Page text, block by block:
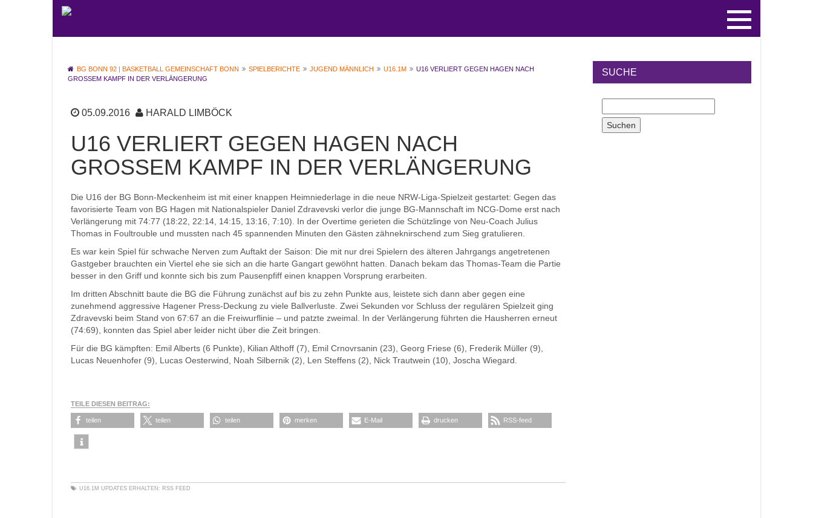
BG BONN 92 | BASKETBALL GEMEINSCHAFT BONN SPIELBERICHTE JUGEND MÄNNLICH U16.1M
U16 VERLIERT GEGEN HAGEN NACH
GROSSEM KAMPF IN DER VERLÄNGERUNG
05.09.2016 HARALD LIMBÖCK
U16 VERLIERT GEGEN HAGEN NACH
GROSSEM KAMPF IN DER VERLÄNGERUNG
Die U16 der BG Bonn-Meckenheim ist mit einer knappen Heimniederlage in die neue NRW-Liga-Spielzeit gestartet: Gegen das
favorisierte Team von BG Hagen mit Nationalspieler Daniel Zdravevski verlor die junge BG-Mannschaft im NCG-Dome erst nach
Verlängerung mit 74:77 (18:22, 22:14, 14:15, 13:16, 7:10). In der Overtime gerieten die Schützlinge von Neu-Coach Julius
Thomas in Foultrouble und mussten nach 45 spannenden Minuten den Gästen zähneknirschend zum Sieg gratulieren.
Es war kein Spiel für schwache Nerven zum Auftakt der Saison: Die mit nur drei Spielern des älteren Jahrgangs angetretenen
Gastgeber brauchten ein Viertel ehe sie sich an die harte Gangart gewöhnt hatten. Danach bekam das Thomas-Team die Partie
besser in den Griff und konnte sich bis zum Pausenpfiff einen knappen Vorsprung erarbeiten.
Im dritten Abschnitt baute die BG die Führung zunächst auf bis zu zehn Punkte aus, leistete sich dann aber gegen eine
zunehmend aggressive Hagener Press-Deckung zu viele Ballverluste. Zwei Sekunden vor Schluss der regulären Spielzeit ging
Zdravevski beim Stand von 67:67 an die Freiwurflinie – und patzte zweimal. In der Verlängerung führten die Hausherren erneut
(74:69), konnten das Spiel aber leider nicht über die Zeit bringen.
Für die BG kämpften: Emil Alberts (6 Punkte), Kilian Althoff (7), Emil Crnovrsanin (23), Georg Friese (6), Frederik Müller (9),
Lucas Neuenhofer (9), Lucas Oesterwind, Noah Silbernik (2), Len Steffens (2), Nick Trautwein (10), Joscha Wiegard.
TEILE DIESEN BEITRAG:
teilen teilen teilen merken E-Mail drucken RSS-feed
U16.1M UPDATES ERHALTEN: RSS FEED
SUCHE